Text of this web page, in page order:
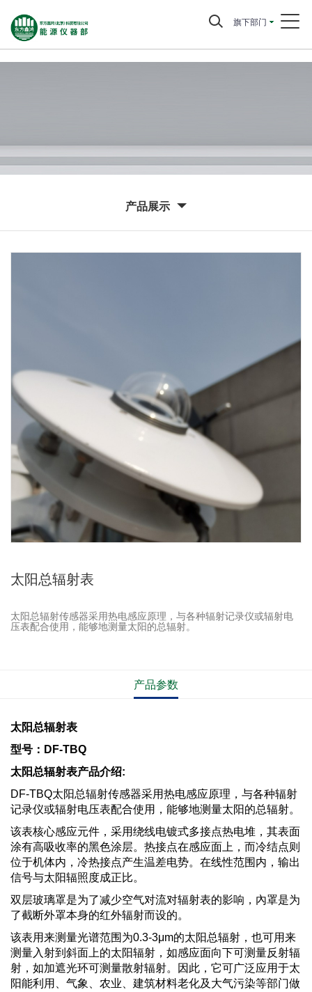
旗下部门
产品展示
太阳总辐射表
太阳总辐射传感器采用热电感应原理，与各种辐射记录仪或辐射电
压表配合使用，能够地测量太阳的总辐射。
产品参数
太阳总辐射表
型号：DF-TBQ
太阳总辐射表产品介绍:
DF-TBQ太阳总辐射传感器采用热电感应原理，与各种辐射
记录仪或辐射电压表配合使用，能够地测量太阳的总辐射。
该表核心感应元件，采用绕线电镀式多接点热电堆，其表面
涂有高吸收率的黑色涂层。热接点在感应面上，而冷结点则
位于机体内，冷热接点产生温差电势。在线性范围内，输出
信号与太阳辐照度成正比。
双层玻璃罩是为了减少空气对流对辐射表的影响，內罩是为
了截断外罩本身的红外辐射而设的。
该表用来测量光谱范围为0.3-3μm的太阳总辐射，也可用来
测量入射到斜面上的太阳辐射，如感应面向下可测量反射辐
射，如加遮光环可测量散射辐射。因此，它可广泛应用于太
阳能利用、气象、农业、建筑材料老化及大气污染等部门做